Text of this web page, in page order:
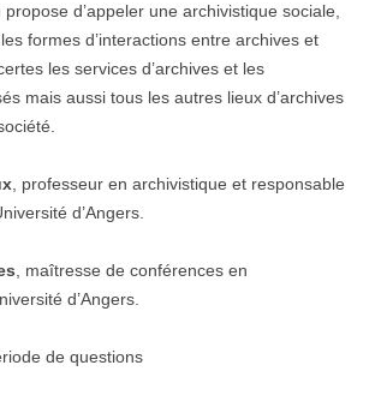
propose d’appeler une archivistique sociale,
formes d’interactions entre archives et
les services d’archives et les
mais aussi tous les autres lieux d’archives
, professeur en archivistique et responsable
d’Angers.
, maîtresse de conférences en
d’Angers.
de questions